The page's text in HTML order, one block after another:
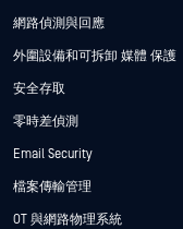
網路偵測與回應
外圍設備和可拆卸 媒體 保護
安全存取
零時差偵測
Email Security
檔案傳輸管理
OT 與網路物理系統